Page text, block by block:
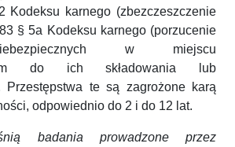
Kodeksu karnego (zbezczeszczenie
§ 5a Kodeksu karnego (porzucenie
w miejscu
do ich składowania lub
Przestępstwa te są zagrożone karą
odpowiednio do 2 i do 12 lat.
badania prowadzone przez